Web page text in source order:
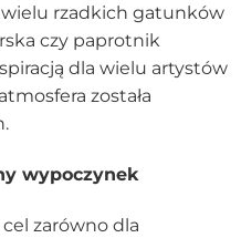
rzadkich gatunków
czy paprotnik
dla wielu artystów
została
wypoczynek
zarówno dla